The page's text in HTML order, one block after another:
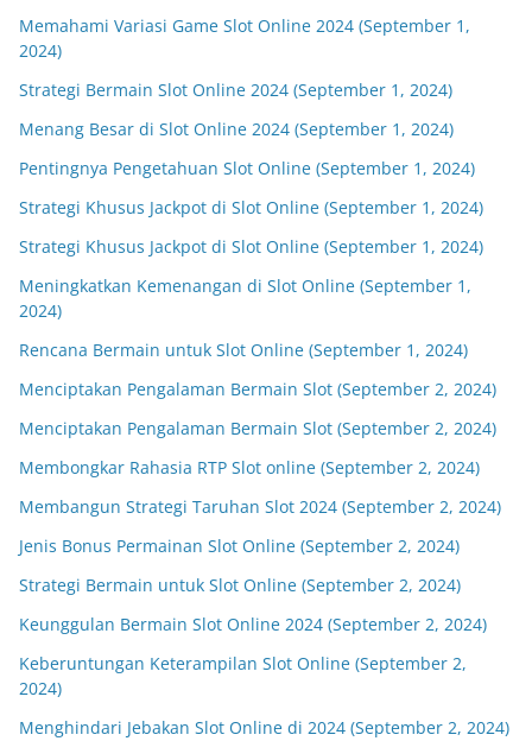
Memahami Variasi Game Slot Online 2024 (September 1,
2024)
Strategi Bermain Slot Online 2024 (September 1, 2024)
Menang Besar di Slot Online 2024 (September 1, 2024)
Pentingnya Pengetahuan Slot Online (September 1, 2024)
Strategi Khusus Jackpot di Slot Online (September 1, 2024)
Strategi Khusus Jackpot di Slot Online (September 1, 2024)
Meningkatkan Kemenangan di Slot Online (September 1,
2024)
Rencana Bermain untuk Slot Online (September 1, 2024)
Menciptakan Pengalaman Bermain Slot (September 2, 2024)
Menciptakan Pengalaman Bermain Slot (September 2, 2024)
Membongkar Rahasia RTP Slot online (September 2, 2024)
Membangun Strategi Taruhan Slot 2024 (September 2, 2024)
Jenis Bonus Permainan Slot Online (September 2, 2024)
Strategi Bermain untuk Slot Online (September 2, 2024)
Keunggulan Bermain Slot Online 2024 (September 2, 2024)
Keberuntungan Keterampilan Slot Online (September 2,
2024)
Menghindari Jebakan Slot Online di 2024 (September 2, 2024)